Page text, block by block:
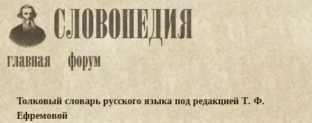
Толковый словарь русского языка под редакцией Т. Ф.
Ефремовой